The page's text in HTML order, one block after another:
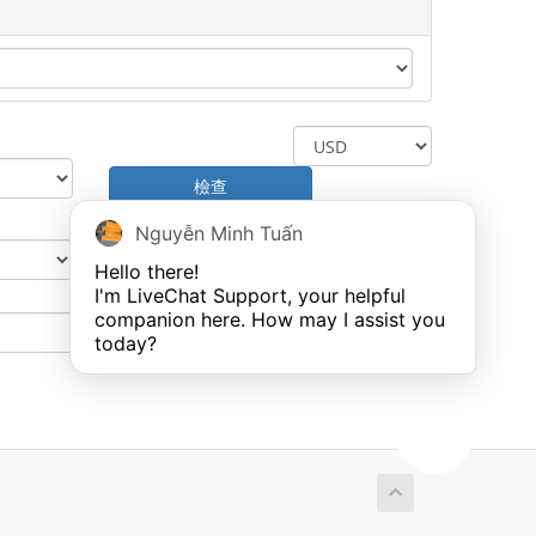
檢查
轉移
使用
Nguyễn Minh Tuấn
Hello there!
I'm LiveChat Support, your helpful
companion here. How may I assist you
today?